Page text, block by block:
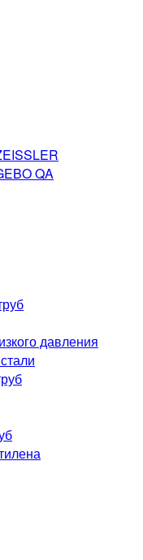
QA
давления